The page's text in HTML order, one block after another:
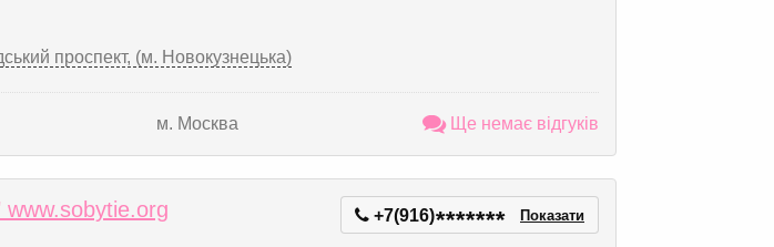
проспект, (м. Новокузнецька)
м. Москва Ще немає відгуків
+7(916)******* Показати